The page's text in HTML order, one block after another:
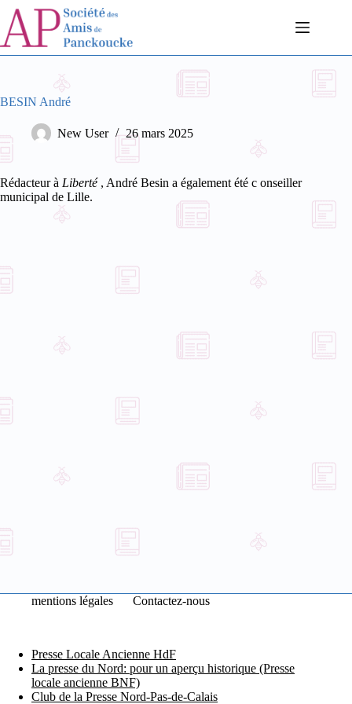
Passer
contenu
BESIN André
New User 26 mars 2025
Rédacteur à Liberté , André Besin a également été c onseiller
municipal de Lille.
mentions légales Contactez-nous
Presse Locale Ancienne HdF
La presse du Nord: pour un aperçu historique (Presse
locale ancienne BNF)
Club de la Presse Nord-Pas-de-Calais